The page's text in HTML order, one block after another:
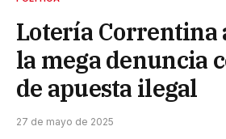
Lotería Correntina
la mega denuncia
de apuesta ilegal
27 de mayo de 2025